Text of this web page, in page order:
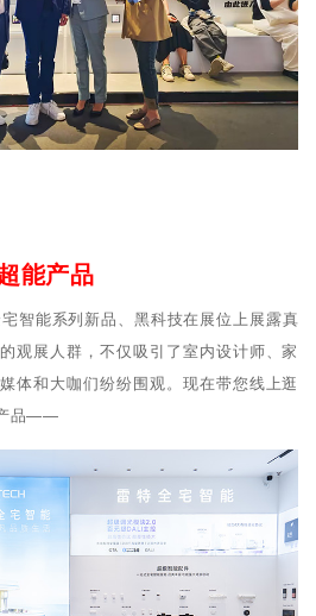
能产品
智能系列新品、黑科技在展位上展露真
观展人群，不仅吸引了室内设计师、家
体和大咖们纷纷围观。现在带您线上逛
产品——